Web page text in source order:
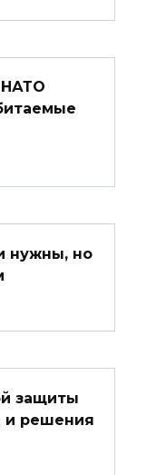
НАТО
нужны, но
защиты
и решения